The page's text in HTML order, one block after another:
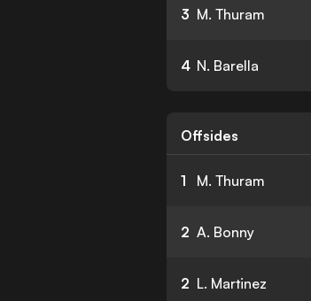
3 M. Thuram
4 N. Barella
Offsides
1 M. Thuram
2 A. Bonny
2 L. Martinez